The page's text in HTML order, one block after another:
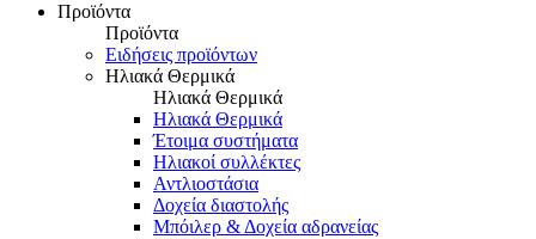
Προϊόντα
Προϊόντα
Ειδήσεις προϊόντων
Ηλιακά Θερμικά
Ηλιακά Θερμικά
Ηλιακά Θερμικά
Έτοιμα συστήματα
Ηλιακοί συλλέκτες
Αντλιοστάσια
Δοχεία διαστολής
Μπόιλερ & Δοχεία αδρανείας